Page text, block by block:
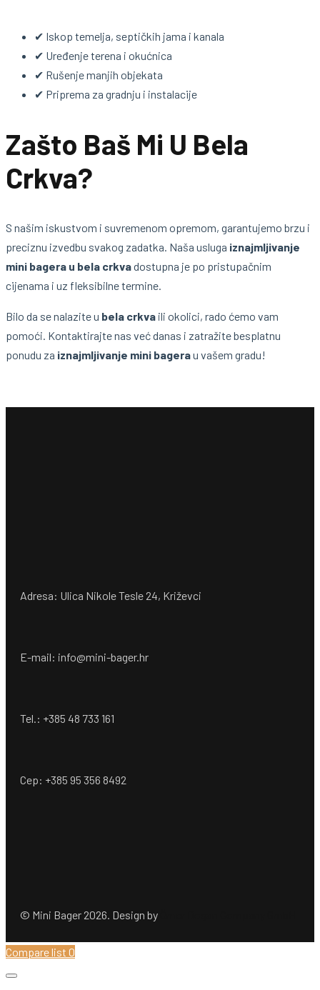
✔ Iskop temelja, septičkih jama i kanala
✔ Uređenje terena i okućnica
✔ Rušenje manjih objekata
✔ Priprema za gradnju i instalacije
Zašto Baš Mi U Bela
Crkva?
S našim iskustvom i suvremenom opremom, garantujemo brzu i
preciznu izvedbu svakog zadatka. Naša usluga iznajmljivanje
mini bagera u bela crkvadostupna je po pristupačnim
cijenama i uz fleksibilne termine.
Bilo da se nalazite u bela crkva ili okolici, rado ćemo vam
pomoći. Kontaktirajte nas već danas i zatražite besplatnu
ponudu za iznajmljivanje mini bagerau vašem gradu!
Adresa: Ulica Nikole Tesle 24, Križevci
E-mail: info@mini-bager.hr
Tel.: +385 48 733 161
Cep: +385 95 356 8492
© Mini Bager 2026. Design by
Compare list 0